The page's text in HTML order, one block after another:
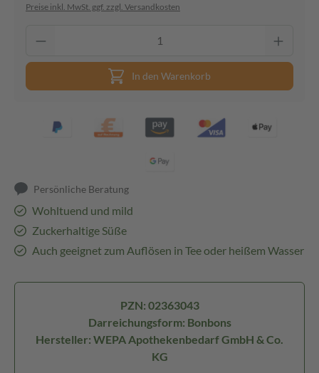
Preise inkl. MwSt. ggf. zzgl. Versandkosten
In den Warenkorb
Persönliche Beratung
Wohltuend und mild
Zuckerhaltige Süße
Auch geeignet zum Auflösen in Tee oder heißem Wasser
PZN: 02363043
Darreichungsform: Bonbons
Hersteller: WEPA Apothekenbedarf GmbH & Co.
KG